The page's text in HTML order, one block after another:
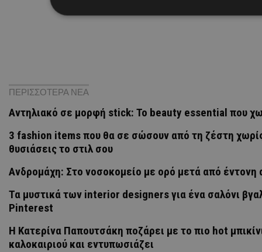
ΠΕΡΙΣΣΟΤΕΡΑ ΝΕΑ
Αντηλιακό σε μορφή stick: Το beauty essential που
3 fashion items που θα σε σώσουν από τη ζέστη
θυσιάσεις το στιλ σου
Ανδρομάχη: Στο νοσοκομείο με ορό μετά από έντονη
Τα μυστικά των interior designers για ένα σαλόνι
Pinterest
Η Κατερίνα Παπουτσάκη ποζάρει με το πιο hot
καλοκαιριού και εντυπωσιάζει